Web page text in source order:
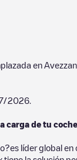
en
2026
carga de tu
líder global